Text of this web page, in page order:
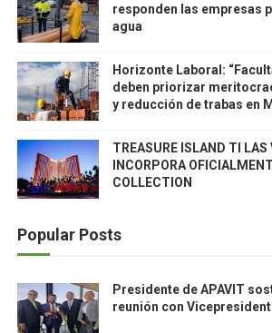
responden las empresas
agua
Horizonte Laboral:
deben priorizar
y reducción de trabas en
TREASURE ISLAND TI LAS
INCORPORA
COLLECTION
Popular Posts
Presidente de APAVIT
reunión con